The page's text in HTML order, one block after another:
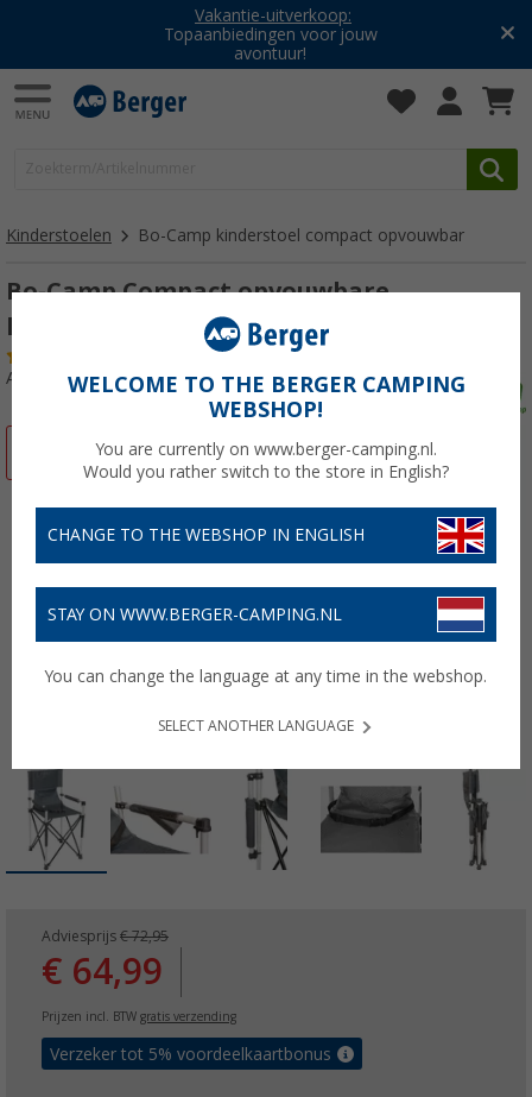
Vakantie-uitverkoop:
Topaanbiedingen voor jouw
avontuur!
Kinderstoelen Bo-Camp kinderstoel compact opvouwbar
Bo-Camp Compact opvouwbare
kinderstoel grijs
Artikelnr: 738420
Adviesprijs € 72,95
€ 64,99
Prijzen incl. BTW gratis verzending
Verzeker tot 5% voordeelkaartbonus
WELCOME TO THE BERGER CAMPING
WEBSHOP!
You are currently on www.berger-camping.nl.
Would you rather switch to the store in English?
CHANGE TO THE WEBSHOP IN ENGLISH
STAY ON WWW.BERGER-CAMPING.NL
You can change the language at any time in the webshop.
SELECT ANOTHER LANGUAGE